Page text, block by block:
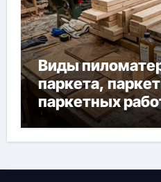
Виды
паркета,
паркетных